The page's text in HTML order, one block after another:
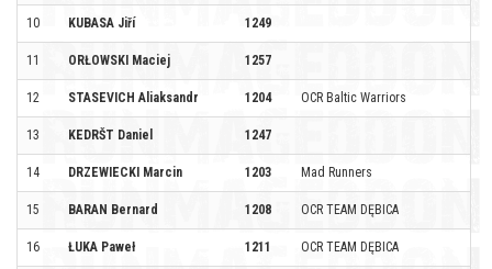
10 KUBASA Jiří 1249
11 ORŁOWSKI Maciej 1257
12 STASEVICH Aliaksandr 1204 OCR Baltic Warriors
13 KEDRŠT Daniel 1247
14 DRZEWIECKI Marcin 1203 Mad Runners
15 BARAN Bernard 1208 OCR TEAM DĘBICA
16 ŁUKA Paweł 1211 OCR TEAM DĘBICA